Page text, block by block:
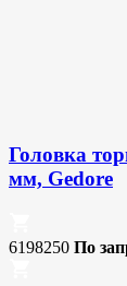
Головка
мм, Gedore
6198250 По